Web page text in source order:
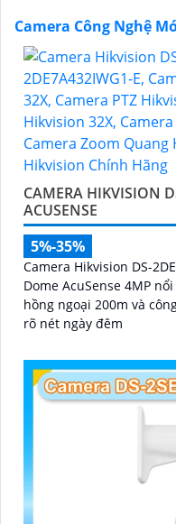
Camera Công Nghệ
CAMERA HIKVISION
ACUSENSE
5%-35%
Camera Hikvision DS-
Dome AcuSense 4MP
hồng ngoại 200m và
rõ nét ngày đêm